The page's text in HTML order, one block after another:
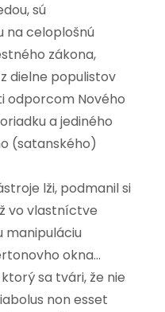
sú
celoplošnú
zákona,
dielne populistov
odporcom Nového
a jediného
(satanského)
lži, podmanil si
vo vlastníctve
manipuláciu
okna…
sa tvári, že nie
non esset